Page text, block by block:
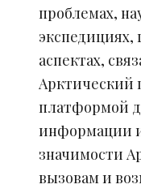
проблемах,
экспедициях,
аспектах,
Арктический
платформой
информации
значимости
вызовам и